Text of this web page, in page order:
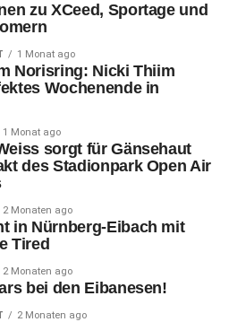
zu XCeed, Sportage und
1 Monat ago
Norisring: Nicki Thiim
Wochenende in
1 Monat ago
sorgt für Gänsehaut
des Stadionpark Open Air
2 Monaten ago
in Nürnberg-Eibach mit
Tired
2 Monaten ago
bei den Eibanesen!
2 Monaten ago